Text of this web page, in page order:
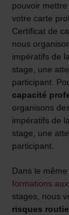
pouvoir
votre carte
Certificat de
nous
impératifs de
stage, une
participant.
capacité
organisons
impératifs de
stage, une
participant.
Dans le
formations
stages, nous
risques